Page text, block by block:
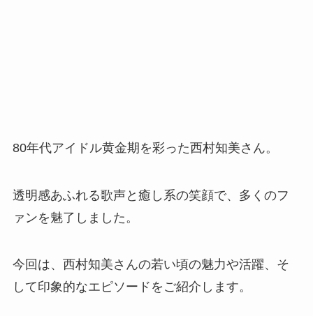
80年代アイドル黄金期を彩った西村知美さん。
透明感あふれる歌声と癒し系の笑顔で、多くのフ
ァンを魅了しました。
今回は、西村知美さんの若い頃の魅力や活躍、そ
して印象的なエピソードをご紹介します。